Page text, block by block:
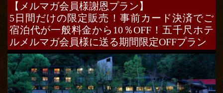
【メルマガ会員様謝恩プラン】
5日間だけの限定販売！ 事前カード決済でご
宿泊代が一般料金から10％OFF！ 五千尺ホテ
ルメルマガ会員様に送る期間限定OFFプラン